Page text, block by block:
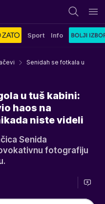
Sport Info
Senidah se fotkala u
u tuš kabini:
haos na
niste videli
Senida
fotografiju